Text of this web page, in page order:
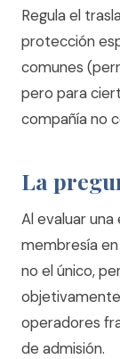
Regula el
protección
comunes
pero para
compañía no
La
Al evaluar
membresía
no el único,
operadores
de admisión.